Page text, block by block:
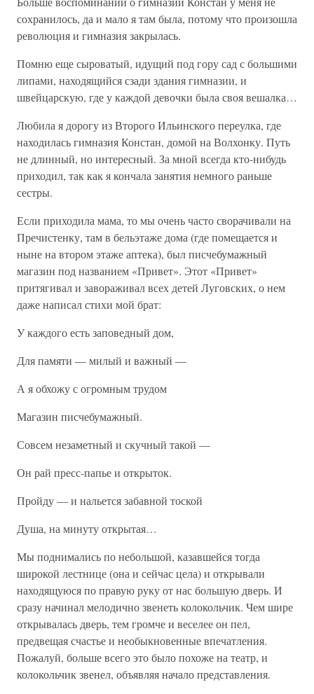
сохранилось, да и мало я там была, потому что произошла
революция и гимназия закрылась.
Помню еще сыроватый, идущий под гору сад с большими
липами, находящийся сзади здания гимназии, и
швейцарскую, где у каждой девочки была своя вешалка…
Любила я дорогу из Второго Ильинского переулка, где
находилась гимназия Констан, домой на Волхонку. Путь
не длинный, но интересный. За мной всегда кто-нибудь
приходил, так как я кончала занятия немного раньше
сестры.
Если приходила мама, то мы очень часто сворачивали на
Пречистенку, там в бельэтаже дома (где помещается и
ныне на втором этаже аптека), был писчебумажный
магазин под названием «Привет». Этот «Привет»
притягивал и завораживал всех детей Луговских, о нем
даже написал стихи мой брат:
У каждого есть заповедный дом,
Для памяти — милый и важный —
А я обхожу с огромным трудом
Магазин писчебумажный.
Совсем незаметный и скучный такой —
Он рай пресс-папье и открыток.
Пройду — и нальется забавной тоской
Душа, на минуту открытая…
Мы поднимались по небольшой, казавшейся тогда
широкой лестнице (она и сейчас цела) и открывали
находящуюся по правую руку от нас большую дверь. И
сразу начинал мелодично звенеть колокольчик. Чем шире
открывалась дверь, тем громче и веселее он пел,
предвещая счастье и необыкновенные впечатления.
Пожалуй, больше всего это было похоже на театр, и
колокольчик звенел, объявляя начало представления.